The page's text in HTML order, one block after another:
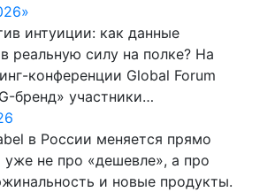
интуиции: как данные
реальную силу на полке? На
конференции Global Forum
бренд» участники…
в России меняется прямо
не про «дешевле», а про
и новые продукты.